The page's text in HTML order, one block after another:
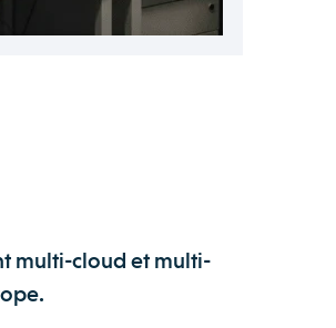
multi-cloud et multi-